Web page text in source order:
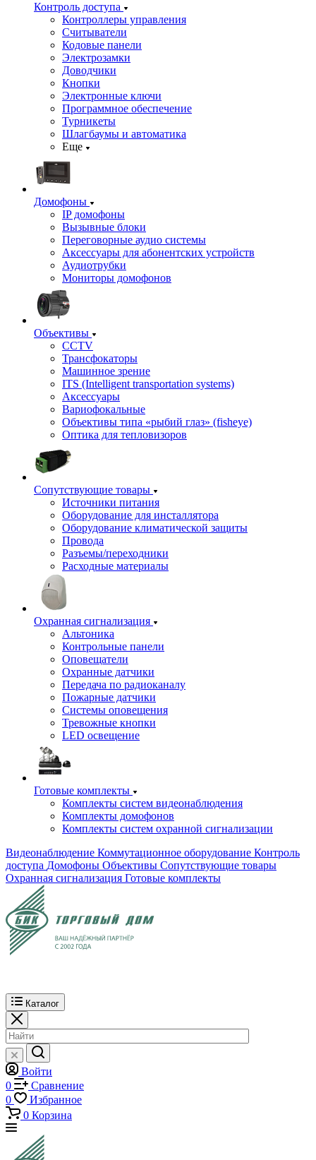
Контроль доступа
Контроллеры управления
Считыватели
Кодовые панели
Электрозамки
Доводчики
Кнопки
Электронные ключи
Программное обеспечение
Турникеты
Шлагбаумы и автоматика
Еще
Домофоны
IP домофоны
Вызывные блоки
Переговорные аудио системы
Аксессуары для абонентских устройств
Аудиотрубки
Мониторы домофонов
Объективы
CCTV
Трансфокаторы
Машинное зрение
ITS (Intelligent transportation systems)
Аксессуары
Вариофокальные
Объективы типа «рыбий глаз» (fisheye)
Оптика для тепловизоров
Сопутствующие товары
Источники питания
Оборудование для инсталлятора
Оборудование климатической защиты
Провода
Разъемы/переходники
Расходные материалы
Охранная сигнализация
Альтоника
Контрольные панели
Оповещатели
Охранные датчики
Передача по радиоканалу
Пожарные датчики
Системы оповещения
Тревожные кнопки
LED освещение
Готовые комплекты
Комплекты систем видеонаблюдения
Комплекты домофонов
Комплекты систем охранной сигнализации
Видеонаблюдение Коммутационное оборудование Контроль
доступа Домофоны Объективы Сопутствующие товары
Охранная сигнализация Готовые комплекты
Каталог
Войти
0
Сравнение
0
Избранное
0 Корзина